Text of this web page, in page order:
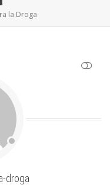
la Droga
droga